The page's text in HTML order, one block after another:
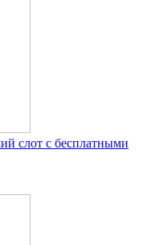
слот с бесплатными